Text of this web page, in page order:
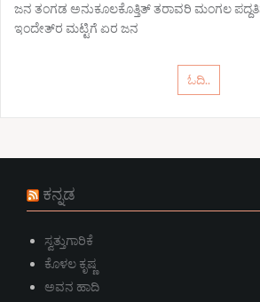
ಜನ ತಂಗಡ ಅನುಕೂಲಕೊತ್ತಿತ್ ತರಾವರಿ ಮಂಗಲ
ಇಂದೇತ್‌ರ ಮಟ್ಟಿಗೆ ಏರ ಜನ
ಓದಿ..
ಕನ್ನಡ
ಸ್ವತ್ತುಗಾರಿಕೆ
ಕೊಳಲ ಕೃಷ್ಣ
ಅವನ ಹಾದಿ